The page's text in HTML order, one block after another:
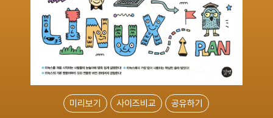
미리보기 사이즈비교 공유하기